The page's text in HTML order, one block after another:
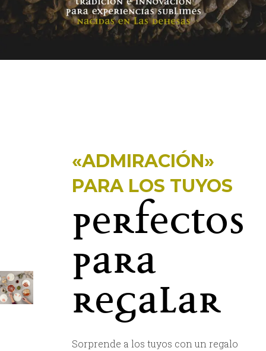
«ADMIRACIÓN»
PARA LOS TUYOS
Perfectos
para
regalar
Sorprende a los tuyos con un regalo